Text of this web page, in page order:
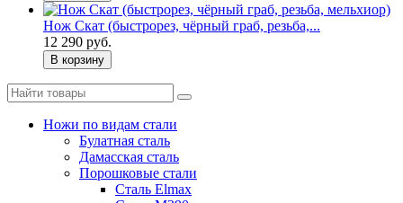
Нож Скат (быстрорез, чёрный граб, резьба,...
12 290 руб.
В корзину
Ножи по видам стали
Булатная сталь
Дамасская сталь
Порошковые стали
Сталь Elmax